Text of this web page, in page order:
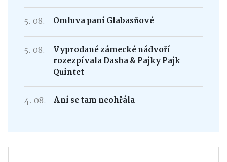
5. 08. Omluva paní Glabasňové
5. 08.
Vyprodané zámecké nádvoří
rozezpívala Dasha & Pajky Pajk
Quintet
4. 08. Ani se tam neohřála